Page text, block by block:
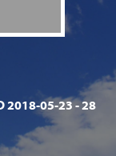
2018-05-23 28